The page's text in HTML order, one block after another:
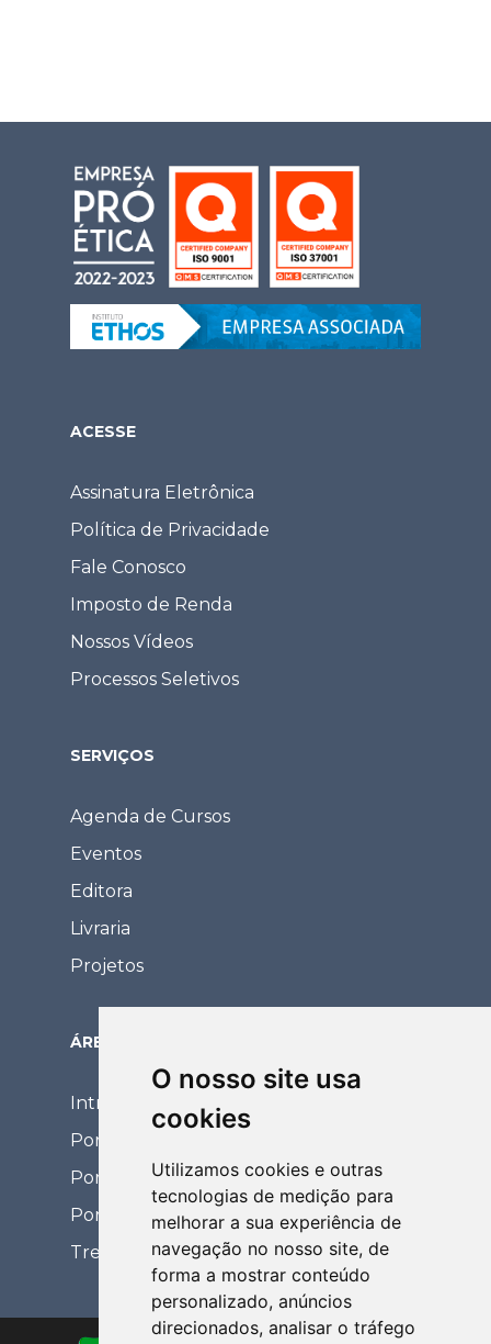
O nosso site usa
cookies
Utilizamos cookies e outras
tecnologias de medição para
melhorar a sua experiência de
navegação no nosso site, de
forma a mostrar conteúdo
personalizado, anúncios
direcionados, analisar o tráfego
ACESSE
Assinatura Eletrônica
Política de Privacidade
Fale Conosco
Imposto de Renda
Nossos Vídeos
Processos Seletivos
SERVIÇOS
Agenda de Cursos
Eventos
Editora
Livraria
Projetos
ÁREA RESTRITA
Intranet
Portal Eventos
Portal Coordenador
Portal de Relacionamento
Treinamentos EaD